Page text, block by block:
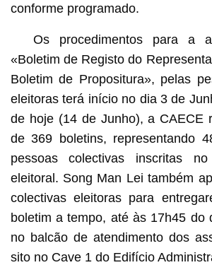
conforme programado.
Os procedimentos para a
«Boletim de Registo do
Boletim de Propositura», pelas
eleitoras terá início no dia 3 de
de hoje (14 de Junho), a CAECE
de 369 boletins, representando
pessoas colectivas inscritas no
eleitoral. Song Man Lei também
colectivas eleitoras para
boletim a tempo, até às 17h45 do
no balcão de atendimento dos
sito no Cave 1 do Edifício